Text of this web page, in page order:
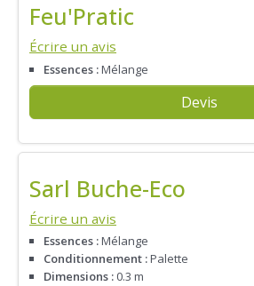
Feu'Pratic
Écrire un avis
Essences :Mélange
Devis
Sarl Buche-Eco
Écrire un avis
Essences :Mélange
Conditionnement :Palette
Dimensions : 0.3 m